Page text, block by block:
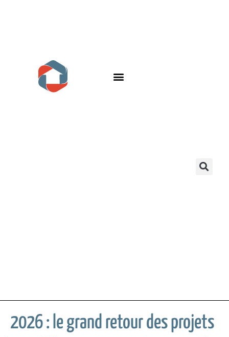
2026 : le grand retour des projets